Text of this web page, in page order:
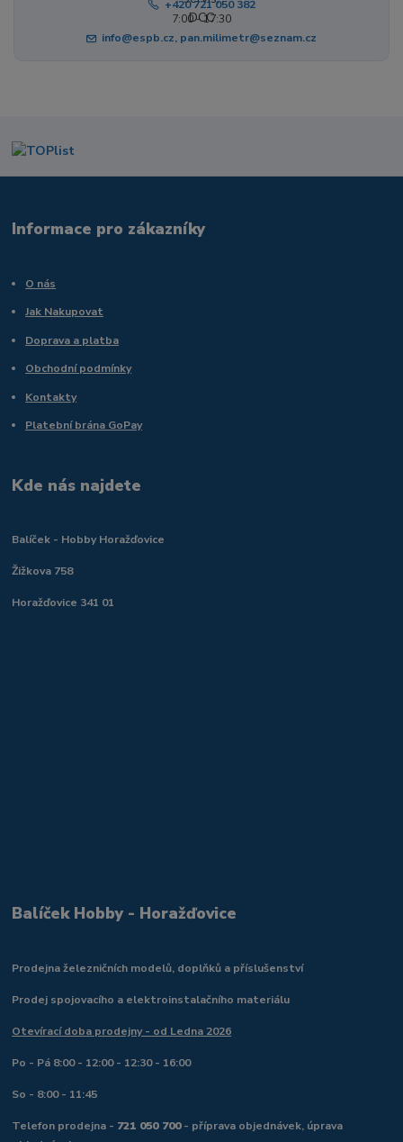
+420 721 050 382
7:00 - 17:30
info@espb.cz, pan.milimetr@seznam.cz
Informace pro zákazníky
O nás
Jak Nakupovat
Doprava a platba
Obchodní podmínky
Kontakty
Platební brána GoPay
Kde nás najdete
Balíček - Hobby Horažďovice
Žižkova 758
Horažďovice 341 01
Balíček Hobby - Horažďovice
Prodejna železničních modelů, doplňků a příslušenství
Prodej spojovacího a elektroinstalačního materiálu
Otevírací doba prodejny - od Ledna 2026
Po - Pá 8:00 - 12:00 - 12:30 - 16:00
So - 8:00 - 11:45
Telefon prodejna - 721 050 700- příprava objednávek, úprava